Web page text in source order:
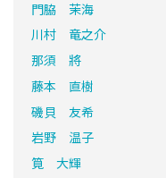
門脇 茉海
川村 竜之介
那須 將
藤本 直樹
磯貝 友希
岩野 温子
筧 大輝